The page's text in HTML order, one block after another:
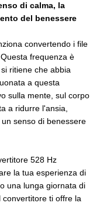
di calma, la
del benessere
convertendo i file
frequenza è
ritiene che abbia
a questa
sulla mente, sul corpo
a ridurre l'ansia,
senso di benessere
528 Hz
la tua esperienza di
una lunga giornata di
ti offre la